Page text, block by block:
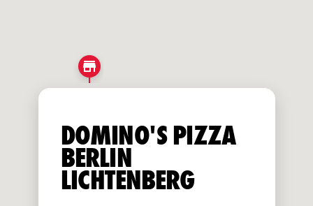
DOMINO'S PIZZA
BERLIN
LICHTENBERG